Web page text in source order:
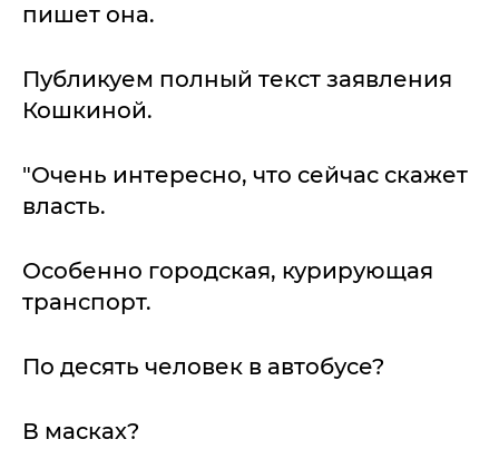
пишет она.
Публикуем полный текст заявления
Кошкиной.
"Очень интересно, что сейчас скажет
власть.
Особенно городская, курирующая
транспорт.
По десять человек в автобусе?
В масках?